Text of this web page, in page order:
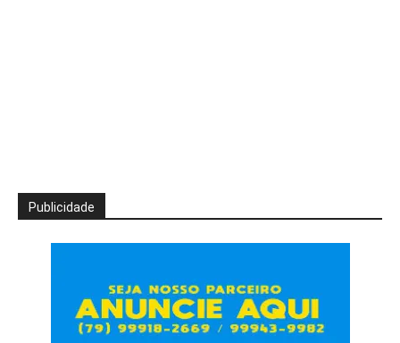
Publicidade